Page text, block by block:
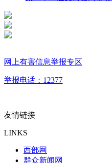
网上有害信息举报专区
举报电话：12377
友情链接
LINKS
西部网
群众新闻网